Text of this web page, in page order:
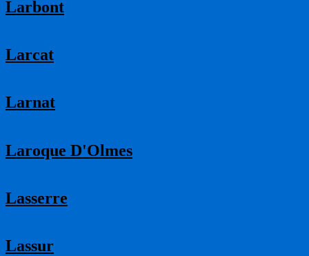
Larbont
Larcat
Larnat
Laroque D'Olmes
Lasserre
Lassur